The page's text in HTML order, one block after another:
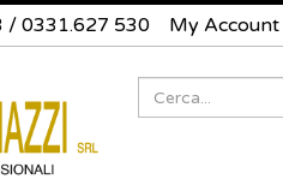
/ 0331.627 530 My Account
Search